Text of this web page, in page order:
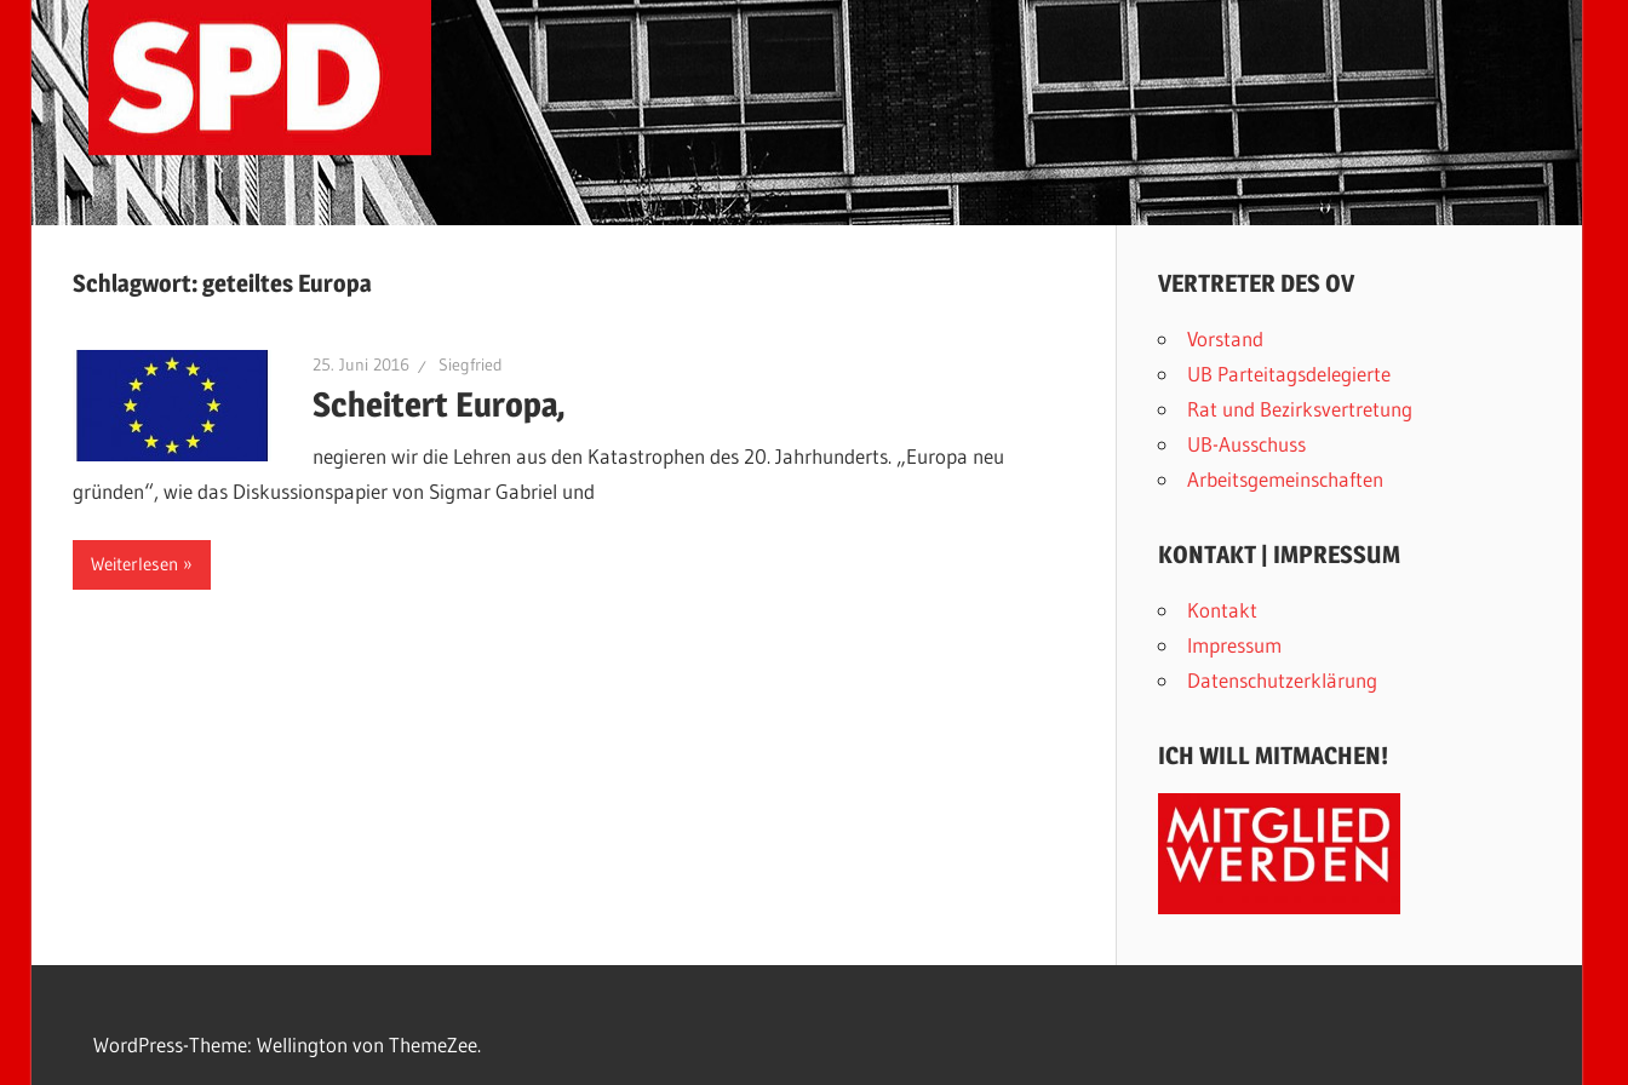
Schlagwort:geteiltes Europa
25. Juni 2016 Siegfried
Scheitert Europa,
negieren wir die Lehren aus den Katastrophen des 20. Jahrhunderts. „Europa neu
gründen“, wie das Diskussionspapier von Sigmar Gabriel und
Weiterlesen
VERTRETER DES OV
Vorstand
UB Parteitagsdelegierte
Rat und Bezirksvertretung
UB-Ausschuss
Arbeitsgemeinschaften
KONTAKT | IMPRESSUM
Kontakt
Impressum
Datenschutzerklärung
ICH WILL MITMACHEN!
WordPress-Theme: Wellington von ThemeZee.